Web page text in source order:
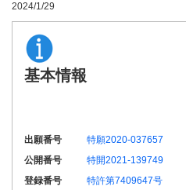
2024/1/29
基本情報
出願番号
特願2020-037657
公開番号
特開2021-139749
登録番号
特許第7409647号